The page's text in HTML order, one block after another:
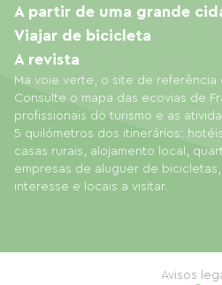
Ma voie verte, o site de referência
Consulte o mapa das ecovias de
profissionais do turismo e as
5 quilómetros dos itinerários:
casas rurais, alojamento local,
empresas de aluguer de
interesse e locais a visitar.
A partir de uma grande
Viajar de bicicleta
A revista
Avisos